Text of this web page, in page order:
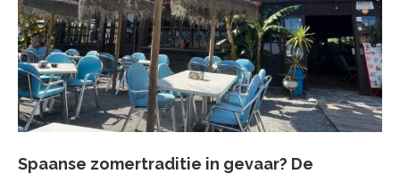
Spaanse zomertraditie in gevaar? De